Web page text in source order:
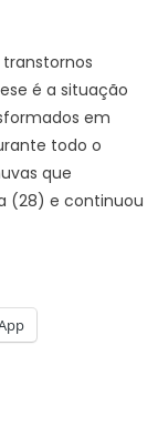
é a situação
em
todo o
que
(28) e continuou